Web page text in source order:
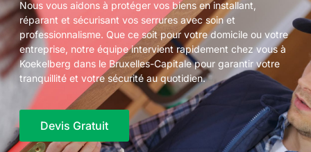
Nous vous aidons à protéger vos biens en installant,
réparant et sécurisant vos serrures avec soin et
professionnalisme. Que ce soit pour votre domicile ou votre
entreprise, notre équipe intervient rapidement chez vous à
Koekelberg dans le Bruxelles-Capitale pour garantir votre
tranquillité et votre sécurité au quotidien.
Devis Gratuit